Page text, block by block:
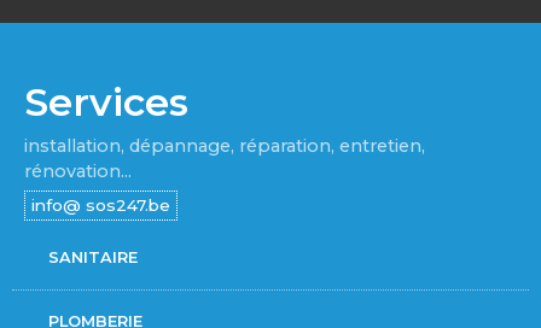
Services
installation, dépannage, réparation, entretien,
rénovation...
SANITAIRE
PLOMBERIE